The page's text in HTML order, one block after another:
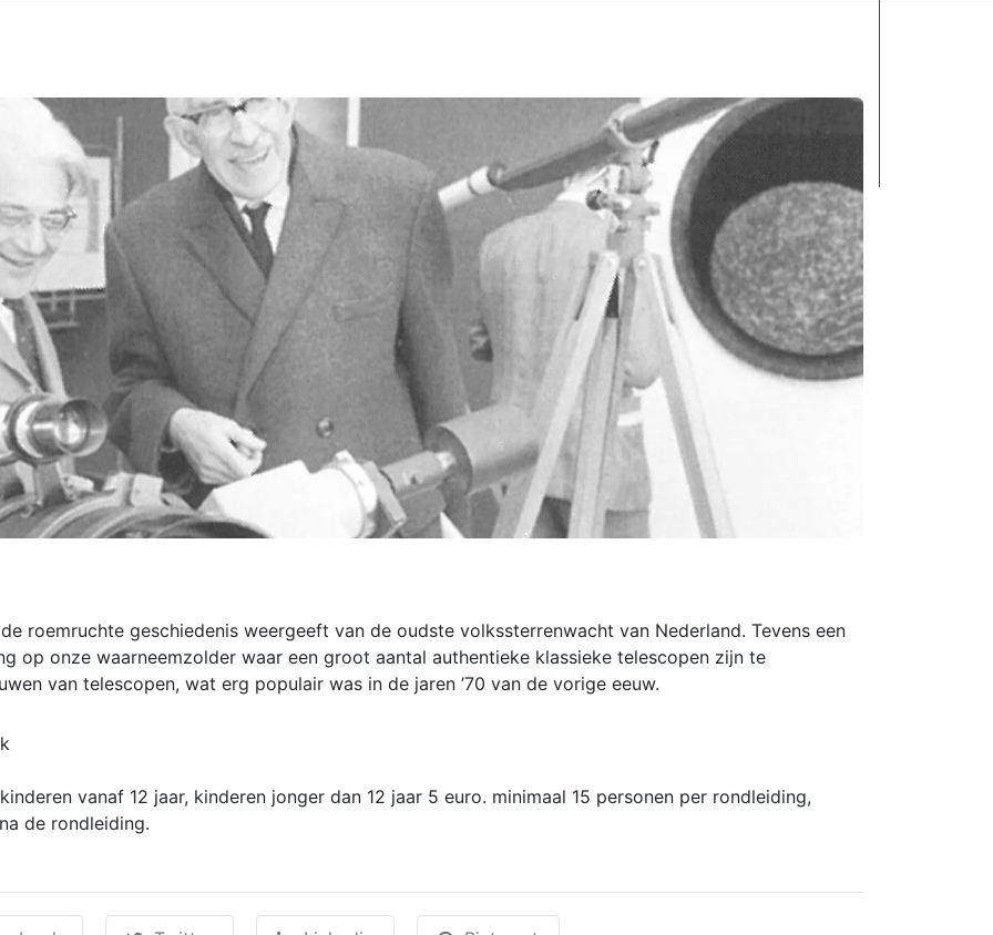
roemruchte geschiedenis weergeeft van de oudste volkssterrenwacht van Nederland. Tevens een
op onze waarneemzolder waar een groot aantal authentieke klassieke telescopen zijn te
van telescopen, wat erg populair was in de jaren ’70 van de vorige eeuw.
vanaf 12 jaar, kinderen jonger dan 12 jaar 5 euro. minimaal 15 personen per rondleiding,
de rondleiding.